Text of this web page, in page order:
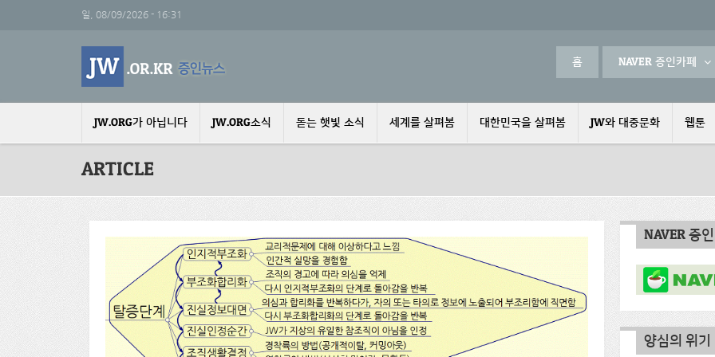
주요 콘텐츠로 건너뛰기일, 08/09/2026 - 16:31
홈 NAVER 증인카페
JW.ORG가 아닙니다 JW.ORG소식 돋는 햇빛 소식 세계를 살펴봄 대한민국을 살펴봄 JW와 대중문화 웹툰
ARTICLE
NAVER 증
양심의 위기